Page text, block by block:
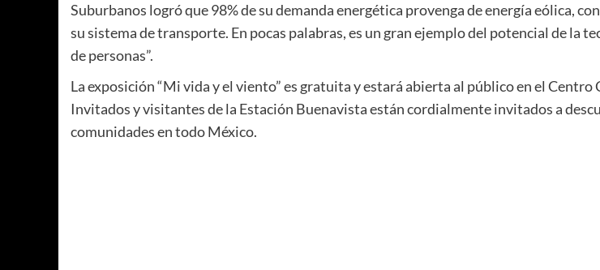
Suburbanos logró que 98% de su demanda energética provenga de energía eólica,
su sistema de transporte. En pocas palabras, es un gran ejemplo del potencial de la
de personas”.
La exposición “Mi vida y el viento” es gratuita y estará abierta al público en el
Invitados y visitantes de la Estación Buenavista están cordialmente invitados a
comunidades en todo México.